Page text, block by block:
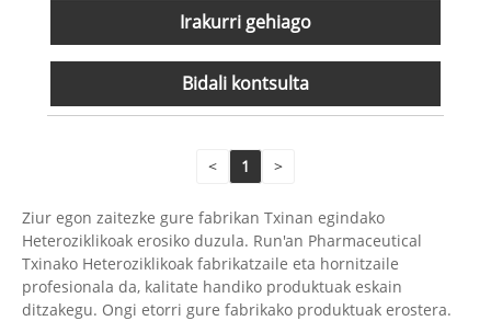
Irakurri gehiago
Bidali kontsulta
< 1 >
Ziur egon zaitezke gure fabrikan Txinan egindako
Heteroziklikoak erosiko duzula. Run'an Pharmaceutical
Txinako Heteroziklikoak fabrikatzaile eta hornitzaile
profesionala da, kalitate handiko produktuak eskain
ditzakegu. Ongi etorri gure fabrikako produktuak erostera.